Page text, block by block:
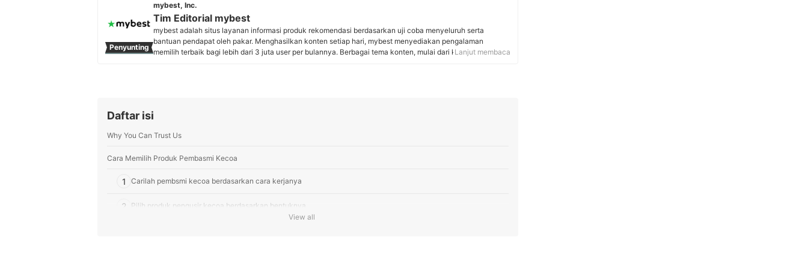
Penyunting
mybest, Inc.
Tim Editorial mybest
mybest adalah situs layanan informasi produk rekomendasi berdasarkan uji coba menyeluruh serta
bantuan pendapat oleh pakar. Menghasilkan konten setiap hari, mybest menyediakan pengalaman
memilih terbaik bagi lebih dari 3 juta user per bulannya. Berbagai tema konten, mulai dari kosmetik,
Lanjut membaca
Daftar isi
Why You Can Trust Us
Cara Memilih Produk Pembasmi Kecoa
1 Carilah pembsmi kecoa berdasarkan cara kerjanya
2 Pilih produk pengusir kecoa berdasarkan bentuknya
View all